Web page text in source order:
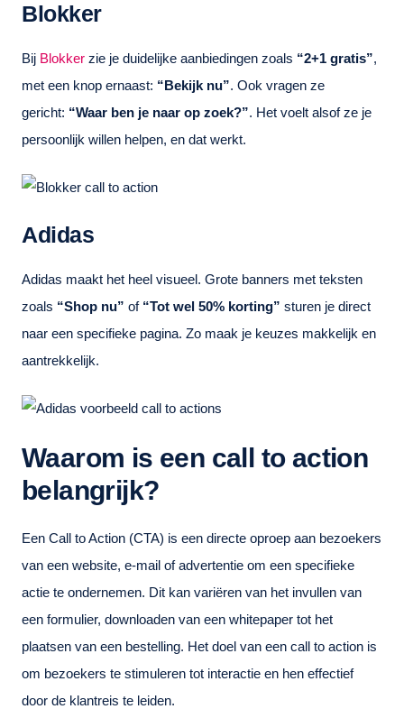
Blokker
Bij Blokker zie je duidelijke aanbiedingen zoals “2+1 gratis”,
met een knop ernaast: “Bekijk nu”. Ook vragen ze
gericht: “Waar ben je naar op zoek?”. Het voelt alsof ze je
persoonlijk willen helpen, en dat werkt.
Adidas
Adidas maakt het heel visueel. Grote banners met teksten
zoals “Shop nu” of “Tot wel 50% korting” sturen je direct
naar een specifieke pagina. Zo maak je keuzes makkelijk en
aantrekkelijk.
Waarom is een call to action
belangrijk?
Een Call to Action (CTA) is een directe oproep aan bezoekers
van een website, e-mail of advertentie om een specifieke
actie te ondernemen. Dit kan variëren van het invullen van
een formulier, downloaden van een whitepaper tot het
plaatsen van een bestelling. Het doel van een call to action is
om bezoekers te stimuleren tot interactie en hen effectief
door de klantreis te leiden.